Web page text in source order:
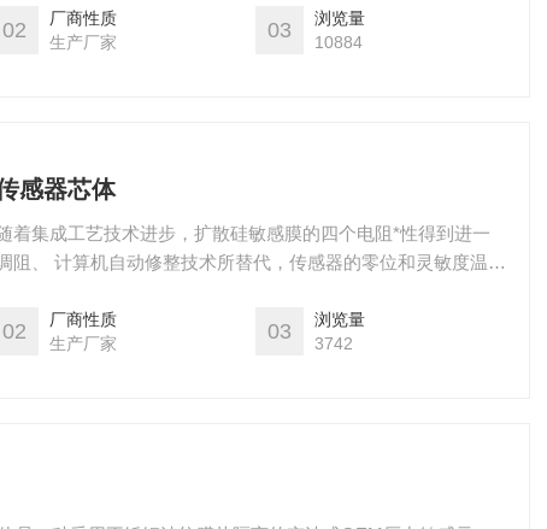
02
厂商性质
生产厂家
03
浏览量
10884
感器芯体
着集成工艺技术进步，扩散硅敏感膜的四个电阻*性得到进一
阻、 计算机自动修整技术所替代，传感器的零位和灵敏度温度
02
厂商性质
生产厂家
03
浏览量
3742